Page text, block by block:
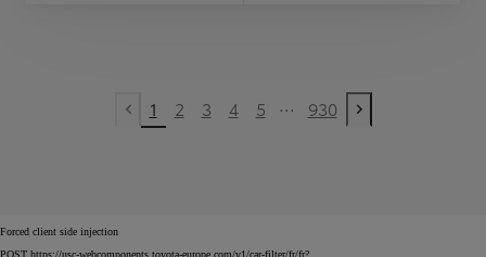
Previous page
1 2 3 4 5 ... 930
Next page
Forced client side injection
POST https://usc-webcomponents.toyota-europe.com/v1/car-filter/fr/fr?